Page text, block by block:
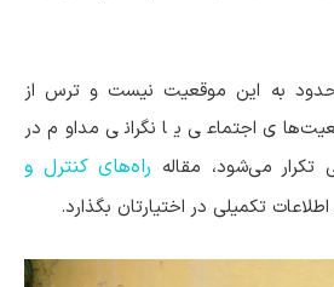
به این موقعیت نیست و ترس از
اجتماعی یا نگرانی مداوم در
می‌شود، مقاله راه‌های کنترل و
تکمیلی در اختیارتان بگذارد.